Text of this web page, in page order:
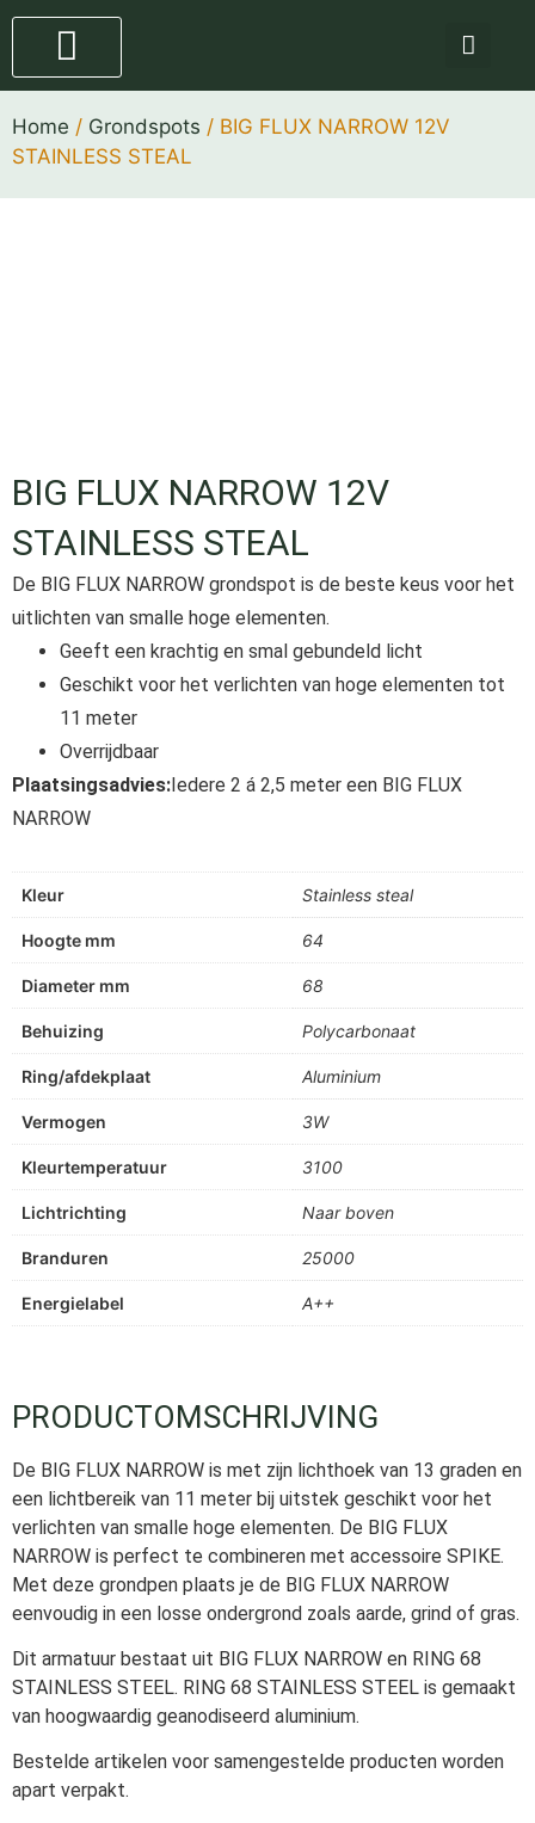
Home / Grondspots / BIG FLUX NARROW 12V
STAINLESS STEAL
BIG FLUX NARROW 12V
STAINLESS STEAL
De BIG FLUX NARROW grondspot is de beste keus voor het
uitlichten van smalle hoge elementen.
Geeft een krachtig en smal gebundeld licht
Geschikt voor het verlichten van hoge elementen tot
11 meter
Overrijdbaar
Plaatsingsadvies:Iedere 2 á 2,5 meter een BIG FLUX
NARROW
Kleur Stainless steal
Hoogte mm 64
Diameter mm 68
Behuizing Polycarbonaat
Ring/afdekplaat Aluminium
Vermogen 3W
Kleurtemperatuur 3100
Lichtrichting Naar boven
Branduren 25000
Energielabel A++
PRODUCTOMSCHRIJVING
De BIG FLUX NARROW is met zijn lichthoek van 13 graden en
een lichtbereik van 11 meter bij uitstek geschikt voor het
verlichten van smalle hoge elementen. De BIG FLUX
NARROW is perfect te combineren met accessoire SPIKE.
Met deze grondpen plaats je de BIG FLUX NARROW
eenvoudig in een losse ondergrond zoals aarde, grind of gras.
Dit armatuur bestaat uit BIG FLUX NARROW en RING 68
STAINLESS STEEL. RING 68 STAINLESS STEEL is gemaakt
van hoogwaardig geanodiseerd aluminium.
Bestelde artikelen voor samengestelde producten worden
apart verpakt.